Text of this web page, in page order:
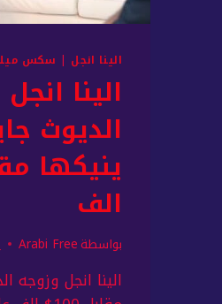
الينا انجل | سكس ميلف
الينا
الديوث
الف
بواسطةArabi Free
الينا انجل وزوجه